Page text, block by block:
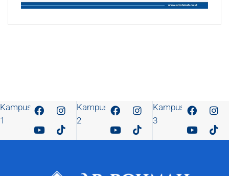
Kampus
1
Kampus
2
Kampus
3